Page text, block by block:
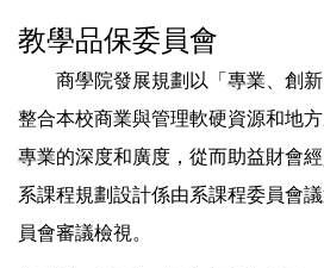
教學品保委員會
商學院發展規劃以「專業、創新
整合本校商業與管理軟硬資源和地
專業的深度和廣度，從而助益財會
系課程規劃設計係由系課程委員會
員會審議檢視。